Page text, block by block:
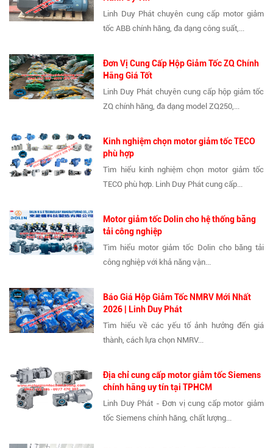
Linh Duy Phát chuyên cung cấp motor giảm
tốc ABB chính hãng, đa dạng công suất,...
Đơn Vị Cung Cấp Hộp Giảm Tốc ZQ Chính
Hãng Giá Tốt
Linh Duy Phát chuyên cung cấp hộp giảm tốc
ZQ chính hãng, đa dạng model ZQ250,...
Kinh nghiệm chọn motor giảm tốc TECO
phù hợp
Tìm hiểu kinh nghiệm chọn motor giảm tốc
TECO phù hợp. Linh Duy Phát cung cấp...
Motor giảm tốc Dolin cho hệ thống băng
tải công nghiệp
Tìm hiểu motor giảm tốc Dolin cho băng tải
công nghiệp với khả năng vận...
Báo Giá Hộp Giảm Tốc NMRV Mới Nhất
2026 | Linh Duy Phát
Tìm hiểu về các yếu tố ảnh hưởng đến giá
thành, cách lựa chọn NMRV...
Địa chỉ cung cấp motor giảm tốc Siemens
chính hãng uy tín tại TPHCM
Linh Duy Phát - Đơn vị cung cấp motor giảm
tốc Siemens chính hãng, chất lượng...